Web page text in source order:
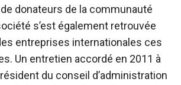
donateurs de la communauté
s’est également retrouvée
entreprises internationales ces
Un entretien accordé en 2011 à
du conseil d’administration